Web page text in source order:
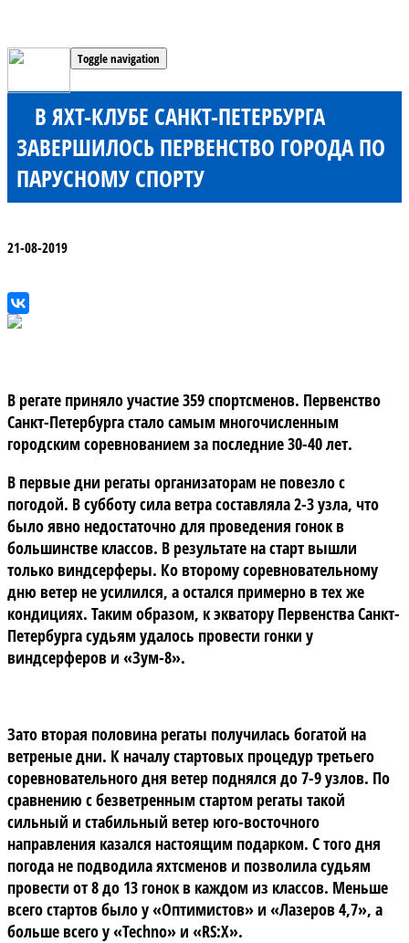
Toggle navigation
В ЯХТ-КЛУБЕ САНКТ-ПЕТЕРБУРГА
ЗАВЕРШИЛОСЬ ПЕРВЕНСТВО ГОРОДА ПО
ПАРУСНОМУ СПОРТУ
21-08-2019
В регате приняло участие 359 спортсменов. Первенство
Санкт-Петербурга стало самым многочисленным
городским соревнованием за последние 30-40 лет.
В первые дни регаты организаторам не повезло с
погодой. В субботу сила ветра составляла 2-3 узла, что
было явно недостаточно для проведения гонок в
большинстве классов. В результате на старт вышли
только виндсерферы. Ко второму соревновательному
дню ветер не усилился, а остался примерно в тех же
кондициях. Таким образом, к экватору Первенства Санкт-
Петербурга судьям удалось провести гонки у
виндсерферов и «Зум-8».
Зато вторая половина регаты получилась богатой на
ветреные дни. К началу стартовых процедур третьего
соревновательного дня ветер поднялся до 7-9 узлов. По
сравнению с безветренным стартом регаты такой
сильный и стабильный ветер юго-восточного
направления казался настоящим подарком. С того дня
погода не подводила яхтсменов и позволила судьям
провести от 8 до 13 гонок в каждом из классов. Меньше
всего стартов было у «Оптимистов» и «Лазеров 4,7», а
больше всего у «Techno» и «RS:X».